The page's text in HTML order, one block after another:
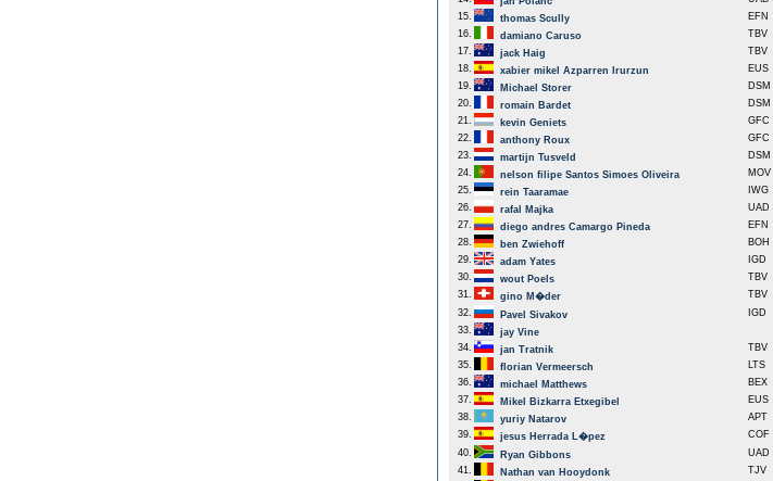
15.
thomas Scully EFN
16.
damiano Caruso TBV
17.
jack Haig TBV
18.
xabier mikel Azparren Irurzun EUS
19.
Michael Storer DSM
20.
romain Bardet DSM
21.
kevin Geniets GFC
22.
anthony Roux GFC
23.
martijn Tusveld DSM
24.
nelson filipe Santos Simoes Oliveira MOV
25.
rein Taaramae IWG
26.
rafal Majka UAD
27.
diego andres Camargo Pineda EFN
28.
ben Zwiehoff BOH
29.
adam Yates IGD
30.
wout Poels TBV
31.
gino M�der TBV
32.
Pavel Sivakov IGD
33.
jay Vine
34.
jan Tratnik TBV
35.
florian Vermeersch LTS
36.
michael Matthews BEX
37.
Mikel Bizkarra Etxegibel EUS
38.
yuriy Natarov APT
39.
jesus Herrada L�pez COF
40.
Ryan Gibbons UAD
41.
Nathan van Hooydonk TJV